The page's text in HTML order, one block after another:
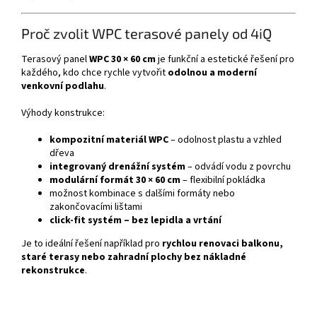
Proč zvolit WPC terasové panely od 4iQ
Terasový panelWPC 30 × 60 cmje funkční a estetické řešení pro
každého, kdo chce rychle vytvořit odolnou a moderní
venkovní podlahu.
Výhody konstrukce:
kompozitní materiál WPC– odolnost plastu a vzhled
dřeva
integrovaný drenážní systém– odvádí vodu z povrchu
modulární formát 30 × 60 cm– flexibilní pokládka
možnost kombinace s dalšími formáty nebo
zakončovacími lištami
click-fit systém – bez lepidla a vrtání
Je to ideální řešení například pro rychlou renovaci balkonu,
staré terasy nebo zahradní plochy bez nákladné
rekonstrukce.